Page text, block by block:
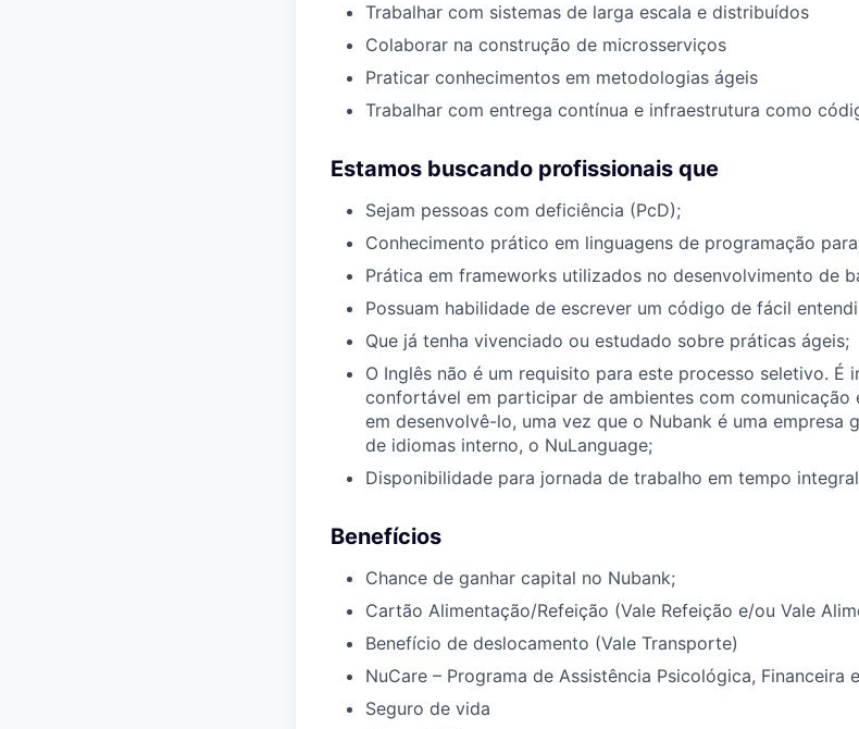
Trabalhar com sistemas de larga escala e distribuídos
Colaborar na construção de microsserviços
Praticar conhecimentos em metodologias ágeis
Trabalhar com entrega contínua e infraestrutura como
Estamos buscando profissionais que
Sejam pessoas com deficiência (PcD);
Conhecimento prático em linguagens de programação
Prática em frameworks utilizados no desenvolvimento de
Possuam habilidade de escrever um código de fácil
Que já tenha vivenciado ou estudado sobre práticas ágeis;
O Inglês não é um requisito para este processo seletivo. É
confortável em participar de ambientes com comunicação
em desenvolvê-lo, uma vez que o Nubank é uma empresa
de idiomas interno, o NuLanguage;
Disponibilidade para jornada de trabalho em tempo
Benefícios
Chance de ganhar capital no Nubank;
Cartão Alimentação/Refeição (Vale Refeição e/ou Vale
Benefício de deslocamento (Vale Transporte)
NuCare – Programa de Assistência Psicológica, Financeira
Seguro de vida